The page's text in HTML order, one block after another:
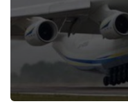
Самолеты, машины,